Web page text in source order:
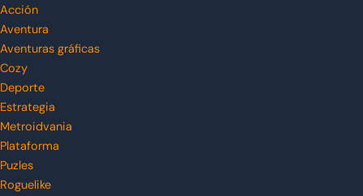
Acción
Aventura
Aventuras gráficas
Cozy
Deporte
Estrategia
Metroidvania
Plataforma
Puzles
Roguelike